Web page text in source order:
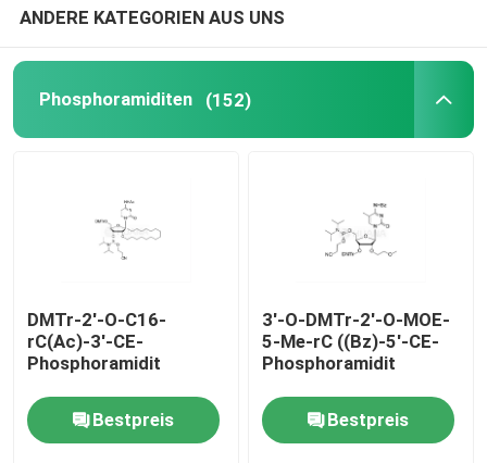
ANDERE KATEGORIEN AUS UNS
Phosphoramiditen (152)
DMTr-2'-O-C16-
rC(Ac)-3'-CE-
Phosphoramidit
Bestpreis
3'-O-DMTr-2'-O-MOE-
5-Me-rC ((Bz)-5'-CE-
Phosphoramidit
Bestpreis